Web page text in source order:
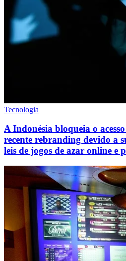
Tecnologia
A Indonésia bloqueia o
recente rebranding devido a
leis de jogos de azar online e